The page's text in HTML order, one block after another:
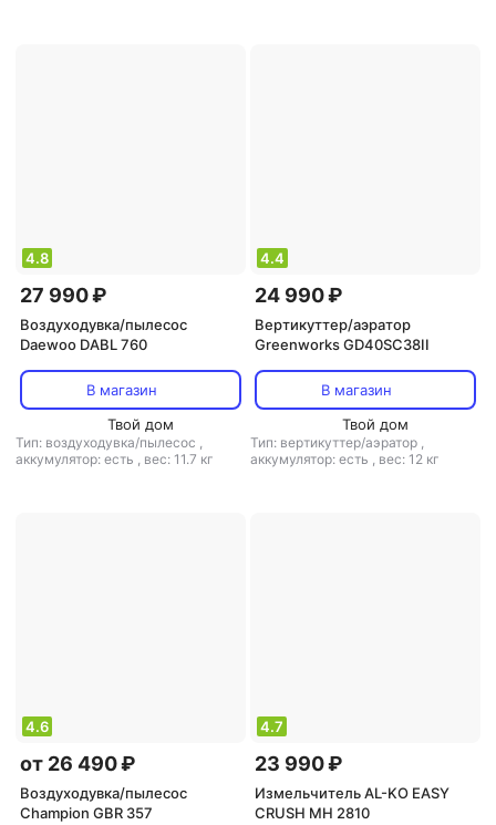
4.8
27 990 ₽
Воздуходувка/пылесос
Daewoo DABL 760
В магазин
Твой дом
Тип: воздуходувка/пылесос ,
аккумулятор: есть , вес: 11.7 кг
4.4
24 990 ₽
Вертикуттер/аэратор
Greenworks GD40SC38II
В магазин
Твой дом
Тип: вертикуттер/аэратор ,
аккумулятор: есть , вес: 12 кг
4.6
от 26 490 ₽
Воздуходувка/пылесос
Champion GBR 357
4.7
23 990 ₽
Измельчитель AL-KO EASY
CRUSH MH 2810